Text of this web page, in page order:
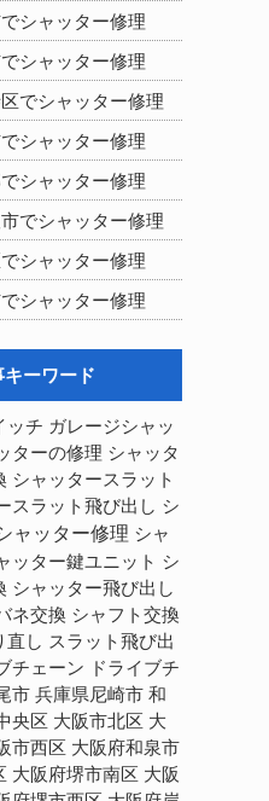
シャッター修理
シャッター修理
でシャッター修理
シャッター修理
シャッター修理
でシャッター修理
シャッター修理
シャッター修理
キーワード
ッチ ガレージシャッ
ターの修理 シャッタ
シャッタースラット
スラット飛び出し シ
ャッター修理 シャ
ッター鍵ユニット シ
シャッター飛び出し
ネ交換 シャフト交換
直し スラット飛び出
チェーン
ドライブチ
市 兵庫県尼崎市 和
央区 大阪市北区 大
市西区 大阪府和泉市
大阪府堺市南区 大阪